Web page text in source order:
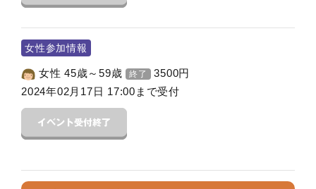
女性参加情報
女性 45歳～59歳 終了 3500円
2024年02月17日 17:00まで受付